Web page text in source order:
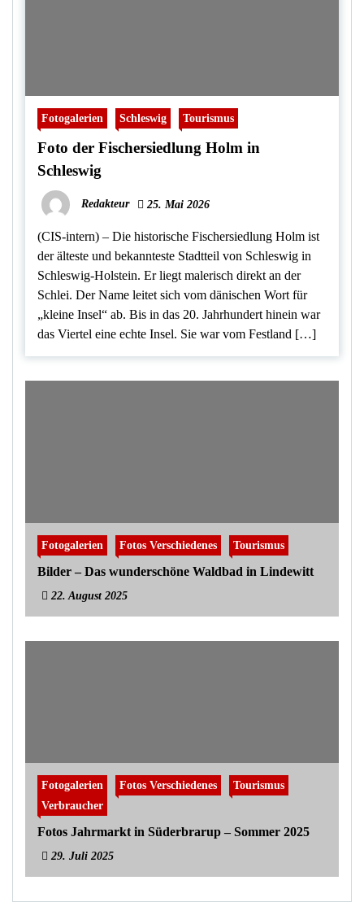
Fotogalerien Schleswig Tourismus
Foto der Fischersiedlung Holm in
Schleswig
Redakteur 25. Mai 2026
(CIS-intern) – Die historische Fischersiedlung Holm ist
der älteste und bekannteste Stadtteil von Schleswig in
Schleswig-Holstein. Er liegt malerisch direkt an der
Schlei. Der Name leitet sich vom dänischen Wort für
„kleine Insel“ ab. Bis in das 20. Jahrhundert hinein war
das Viertel eine echte Insel. Sie war vom Festland […]
Fotogalerien Fotos Verschiedenes Tourismus
Bilder – Das wunderschöne Waldbad in Lindewitt
22. August 2025
Fotogalerien Fotos Verschiedenes
Tourismus
Verbraucher
Fotos Jahrmarkt in Süderbrarup – Sommer 2025
29. Juli 2025